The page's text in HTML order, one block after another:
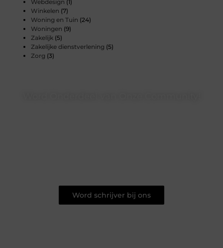
Webdesign (1)
Winkelen (7)
Woning en Tuin (24)
Woningen (9)
Zakelijk (5)
Zakelijke dienstverlening (5)
Zorg (3)
Word schrijver bij ons